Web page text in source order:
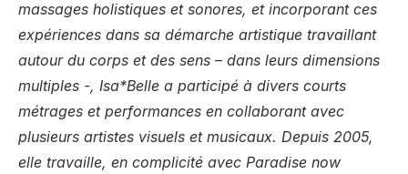
massages holistiques et sonores, et incorporant ces
expériences dans sa démarche artistique travaillant
autour du corps et des sens – dans leurs dimensions
multiples -, Isa*Belle a participé à divers courts
métrages et performances en collaborant avec
plusieurs artistes visuels et musicaux. Depuis 2005,
elle travaille, en complicité avec Paradise now